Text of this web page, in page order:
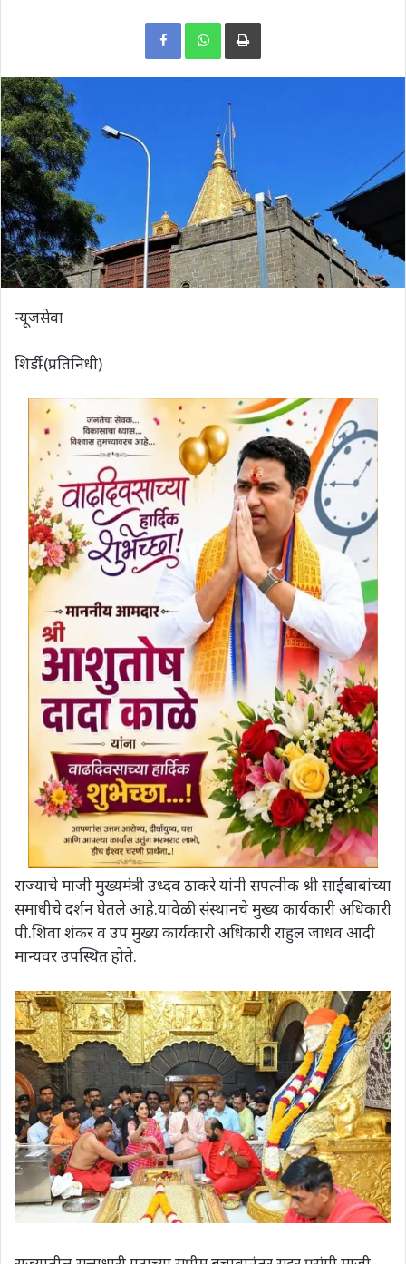
Print
न्यूजसेवा
शिर्डी-(प्रतिनिधी)
राज्याचे माजी मुख्‍यमंत्री उध्‍दव ठाकरे यांनी सपत्‍नीक श्री साईबाबांच्या
समाधीचे दर्शन घेतले आहे.यावेळी संस्‍थानचे मुख्‍य कार्यकारी अधिकारी
पी.शिवा शंकर व उप मुख्‍य कार्यकारी अधिकारी राहुल जाधव आदी
मान्यवर उपस्थित होते.